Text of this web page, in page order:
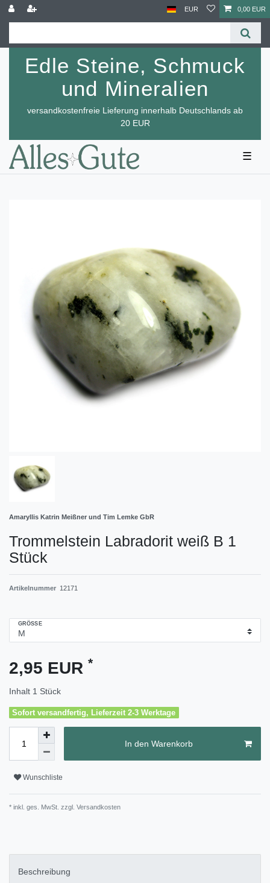
EUR 0,00 EUR
Edle Steine, Schmuck
und Mineralien
versandkostenfreie Lieferung innerhalb Deutschlands ab
20 EUR
☰
Amaryllis Katrin Meißner und Tim Lemke GbR
Trommelstein Labradorit weiß B 1
Stück
Artikelnummer 12171
GRÖSSE
2,95 EUR *
Inhalt 1 Stück
Sofort versandfertig, Lieferzeit 2-3 Werktage
In den Warenkorb
Wunschliste
* inkl. ges. MwSt. zzgl. Versandkosten
Beschreibung